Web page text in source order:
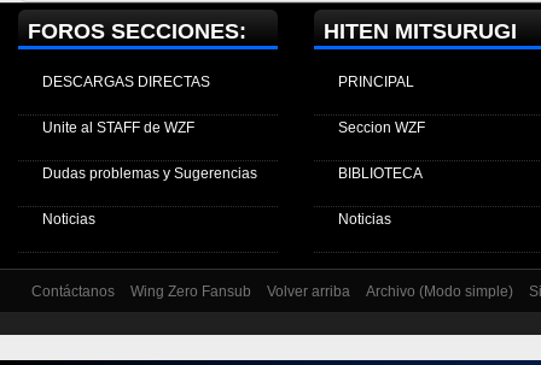
FOROS SECCIONES:
DESCARGAS DIRECTAS
Unite al STAFF de WZF
Dudas problemas y Sugerencias
Noticias
HITEN MITSURUGI
PRINCIPAL
Seccion WZF
BIBLIOTECA
Noticias
Contáctanos Wing Zero Fansub Volver arriba Archivo (Modo simple)